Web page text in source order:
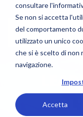
consultare
Se non si accetta
del comportamento
utilizzato un unico
che si è scelto di non
navigazione.
Accetta